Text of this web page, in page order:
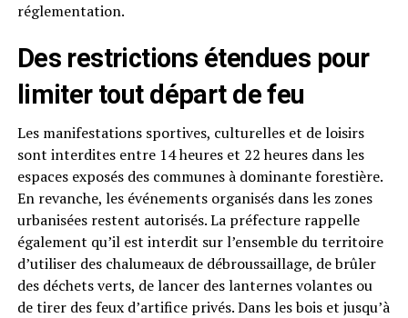
réglementation.
Des restrictions étendues pour
limiter tout départ de feu
Les manifestations sportives, culturelles et de loisirs
sont interdites entre 14 heures et 22 heures dans les
espaces exposés des communes à dominante forestière.
En revanche, les événements organisés dans les zones
urbanisées restent autorisés. La préfecture rappelle
également qu’il est interdit sur l’ensemble du territoire
d’utiliser des chalumeaux de débroussaillage, de brûler
des déchets verts, de lancer des lanternes volantes ou
de tirer des feux d’artifice privés. Dans les bois et jusqu’à